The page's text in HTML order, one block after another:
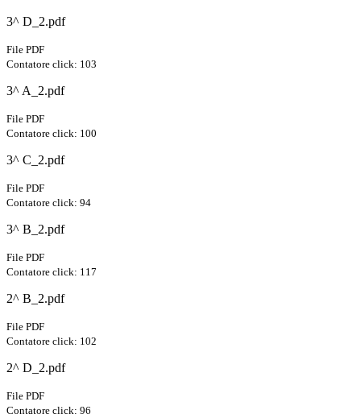
3^ D_2.pdf
File PDF
Contatore click: 103
3^ A_2.pdf
File PDF
Contatore click: 100
3^ C_2.pdf
File PDF
Contatore click: 94
3^ B_2.pdf
File PDF
Contatore click: 117
2^ B_2.pdf
File PDF
Contatore click: 102
2^ D_2.pdf
File PDF
Contatore click: 96